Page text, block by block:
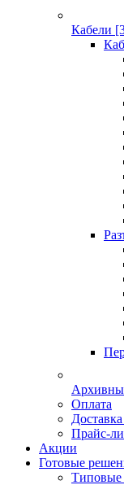
Кабели
Оплата
Прайс-
Акции
Готовые
Типовые